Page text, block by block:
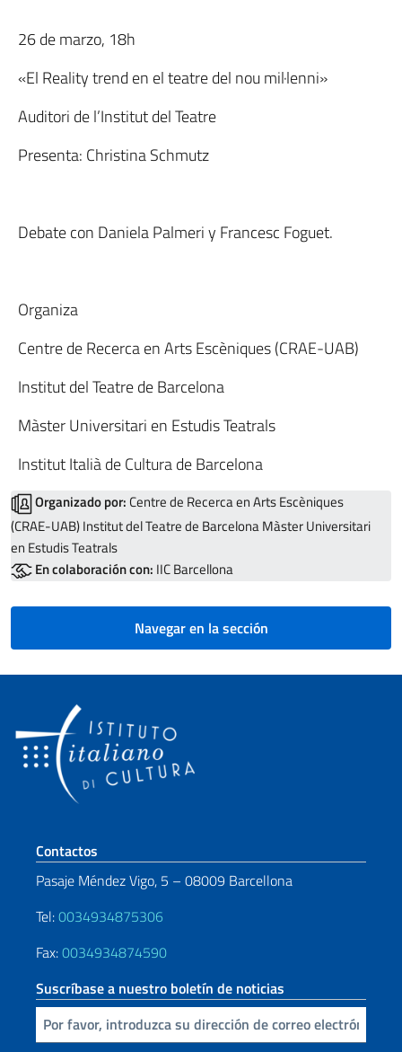
26 de marzo, 18h
«El Reality trend en el teatre del nou mil·lenni»
Auditori de l’Institut del Teatre
Presenta: Christina Schmutz
Debate con Daniela Palmeri y Francesc Foguet.
Organiza
Centre de Recerca en Arts Escèniques (CRAE-UAB)
Institut del Teatre de Barcelona
Màster Universitari en Estudis Teatrals
Institut Italià de Cultura de Barcelona
Organizado por: Centre de Recerca en Arts Escèniques
(CRAE-UAB) Institut del Teatre de Barcelona Màster Universitari
en Estudis Teatrals
En colaboración con: IIC Barcellona
Navegar en la sección
Sezione footer
Contactos
Pasaje Méndez Vigo, 5 – 08009 Barcellona
Tel:0034934875306
Fax:0034934874590
Suscríbase a nuestro boletín de noticias
Inserta tu correo electronico